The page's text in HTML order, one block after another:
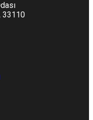
33110